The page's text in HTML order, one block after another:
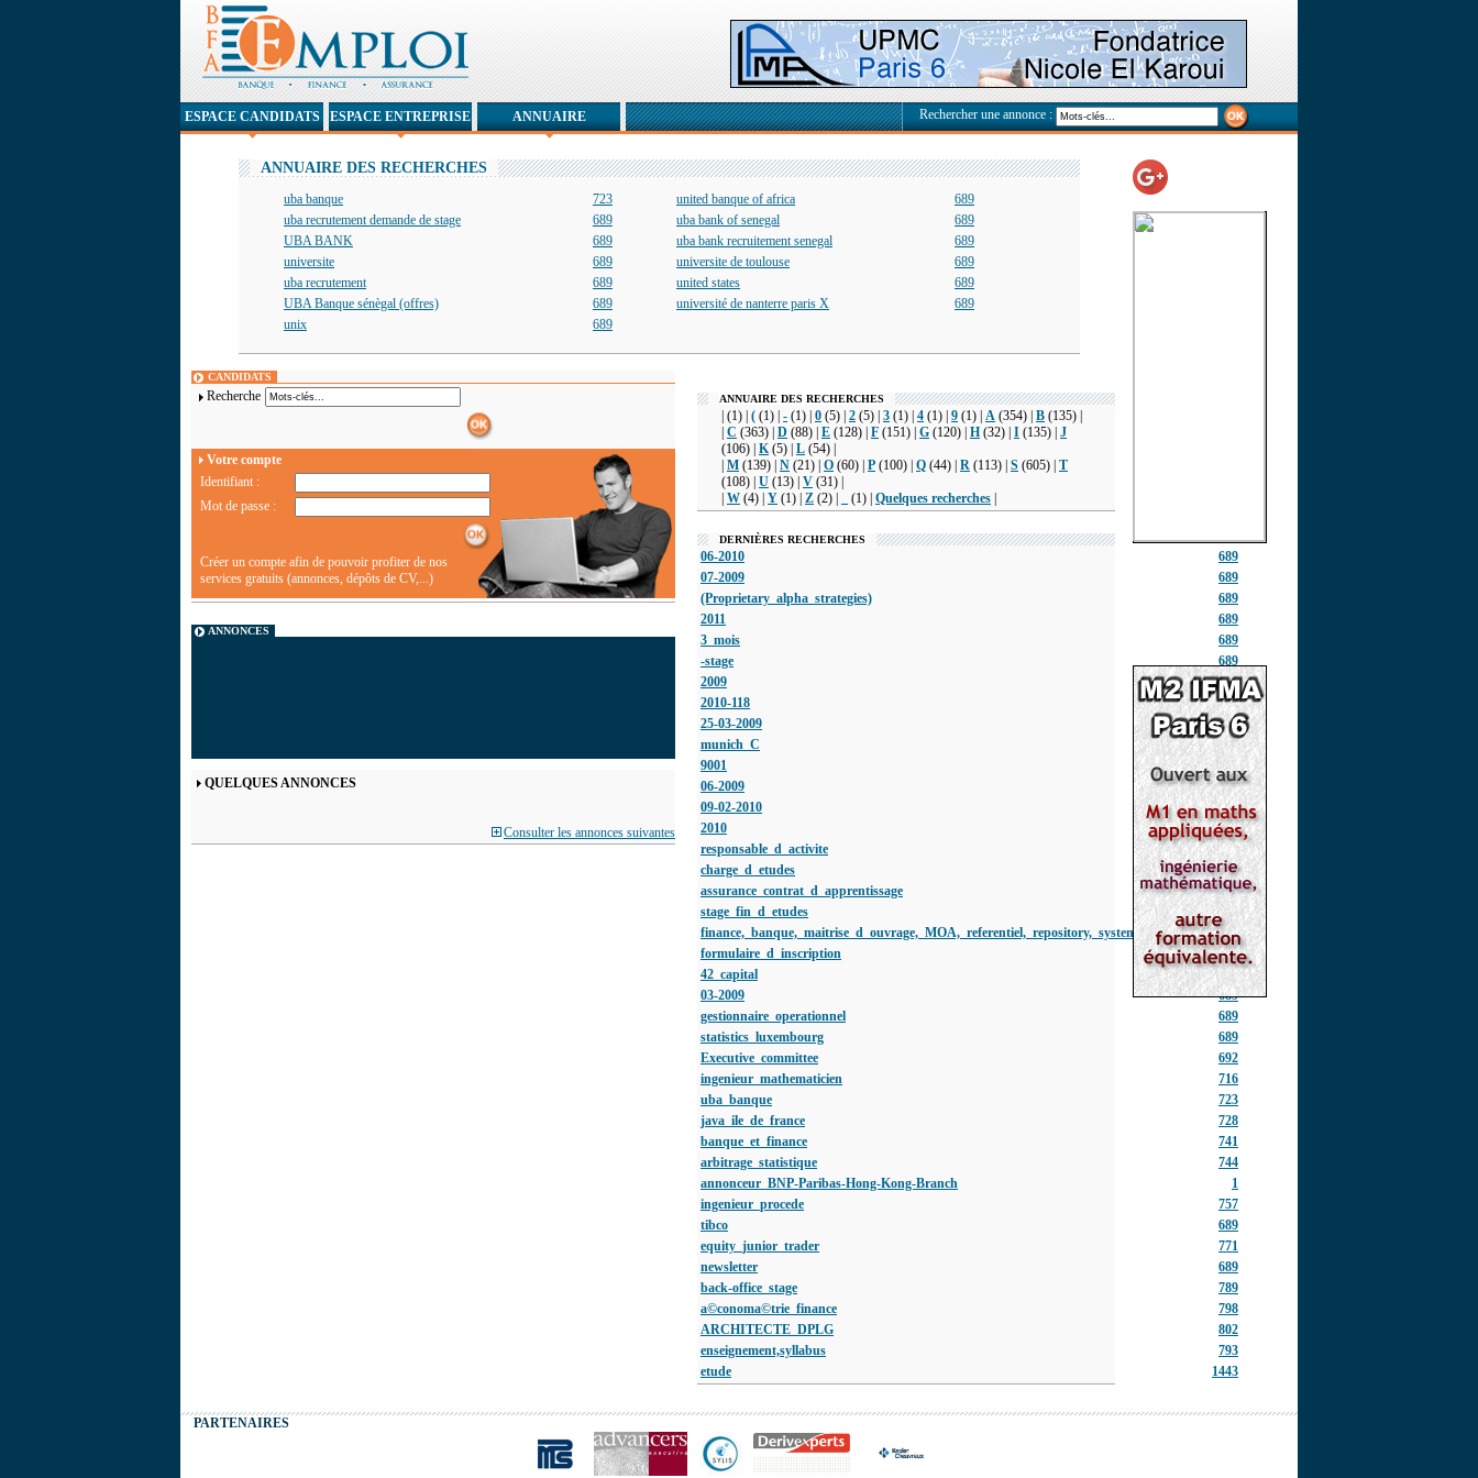
ANNUAIRE DES RECHERCHES
uba banque 723 united banque of africa
689
uba recrutement demande de stage
689 uba bank of senegal
689
UBA BANK
689 uba bank recruitement senegal
689
universite
689 universite de toulouse
689
uba recrutement
689 united states
689
UBA Banque sénègal (offres)
689 université de nanterre paris X
689
unix
689
CANDIDATS
Recherche
Votre compte
Identifiant :
Mot de passe :
Créer un compte afin de pouvoir profiter de nos
services gratuits (annonces, dépôts de CV,...)
ANNONCES
QUELQUES ANNONCES
Consulter les annonces suivantes
ANNUAIRE DES RECHERCHES
(1) | ( (1) | - (1) | 0 (5) | 2 (5) | 3 (1) | 4 (1) | 9 (1) | A (354) | B (135) |
C (363) | D (88) | E (128) | F (151) | G (120) | H (32) | I (135) | J
(106) | K(5) | L (54) |
M (139) | N (21) | O (60) | P (100) | Q (44) | R (113) | S (605) | T
(108) | U (13) | V (31) |
W (4) | Y (1) | Z (2) | (1) | Quelques recherches
DERNIÈRES RECHERCHES
06-2010
689
07-2009
689
(Proprietary_alpha_strategies)
689
2011
689
3_mois
689
-stage
689
2009
689
2010-118
689
25-03-2009
689
munich_C
687
9001
614
06-2009
689
09-02-2010
689
2010
689
responsable_d_activite
689
charge_d_etudes
689
assurance_contrat_d_apprentissage
689
stage_fin_d_etudes
689
finance,_banque,_maitrise_d_ouvrage,_MOA,_referentiel,_repository,_systemes_d_inform
689
formulaire_d_inscription
689
42_capital
689
03-2009
689
gestionnaire_operationnel
689
statistics_luxembourg
689
Executive_committee
692
ingenieur_mathematicien
716
uba_banque
723
java_ile_de_france
728
banque_et_finance
741
arbitrage_statistique
744
annonceur_BNP-Paribas-Hong-Kong-Branch
1
ingenieur_procede
757
tibco
689
equity_junior_trader
771
newsletter
689
back-office_stage
789
a©conoma©trie_finance
798
ARCHITECTE_DPLG
802
enseignement,syllabus
793
etude
1443
PARTENAIRES
ESPACE CANDIDATS ESPACE ENTREPRISE ANNUAIRE Rechercher une annonce :